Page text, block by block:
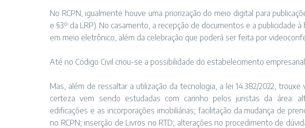
No RCPN, igualmente houve uma priorização do meio digital para
e §3º da LRP). No casamento, a recepção de documentos e a publicidade
em meio eletrônico, além da celebração que poderá ser feita por
Até no Código Civil criou-se a possibilidade do estabelecimento empresarial
Mas, além de ressaltar a utilização da tecnologia, a lei 14.382/2022,
certeza vem sendo estudadas com carinho pelos juristas da área:
edificações e as incorporações imobiliárias; facilitação da mudança de
no RCPN; inserção de Livros no RTD; alterações no procedimento de